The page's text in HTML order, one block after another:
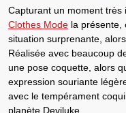
Capturant un moment très
Clothes Mode la présente,
situation surprenante,
Réalisée avec beaucoup
une pose coquette, alors
expression souriante
avec le tempérament
planète Deviluke